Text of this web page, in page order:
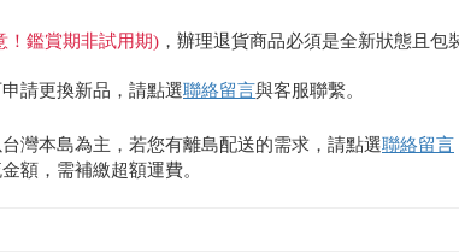
！鑑賞期非試用期) ，辦理退貨商品必須是全新狀態且
請更換新品，請點選聯絡留言與客服聯繫。
灣本島為主，若您有離島配送的需求，請點選聯絡留言
額，需補繳超額運費。